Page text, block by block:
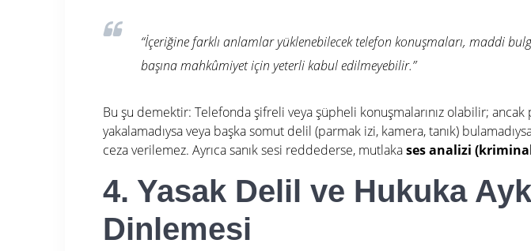
“İçeriğine farklı anlamlar yüklenebilecek telefon konuşmaları, maddi
başına mahkûmiyet için yeterli kabul edilmeyebilir.”
Bu şu demektir: Telefonda şifreli veya şüpheli konuşmalarınız olabilir;
yakalamadıysa veya başka somut delil (parmak izi, kamera, tanık)
ceza verilemez.Ayrıca sanık sesi reddederse, mutlakases analizi
4. Yasak Delil ve Hukuka
Dinlemesi